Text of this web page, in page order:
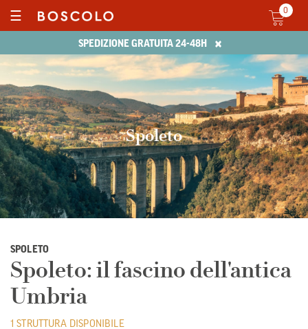
SPEDIZIONE GRATUITA 24-48H ×
☰ 0
Spoleto
SPOLETO
Spoleto: il fascino dell'antica
Umbria
1 STRUTTURA DISPONIBILE